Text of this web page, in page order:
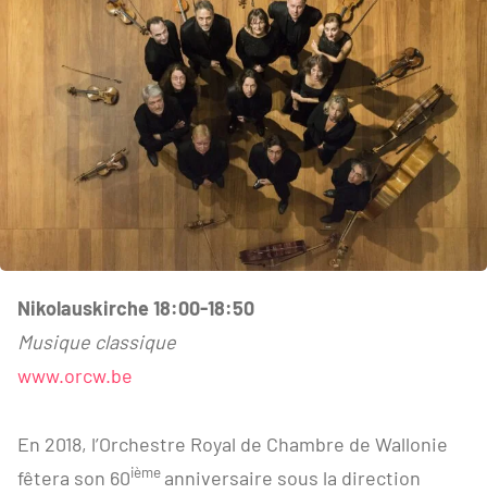
Nikolauskirche 18:00-18:50
Musique classique
www.orcw.be
En 2018, l’Orchestre Royal de Chambre de Wallonie
fêtera son 60ième anniversaire sous la direction